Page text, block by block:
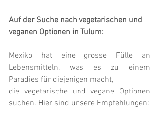
Auf der Suche nach vegetarischen und
veganen Optionen in Tulum:
Mexiko hat eine grosse Fülle an
Lebensmitteln, was es zu einem
Paradies für diejenigen macht,
die vegetarische und vegane Optionen
suchen. Hier sind unsere Empfehlungen: